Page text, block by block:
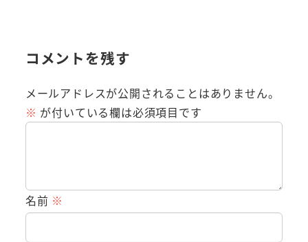
コメントを残す
メールアドレスが公開されることはありません。
※ が付いている欄は必須項目です
名前 ※